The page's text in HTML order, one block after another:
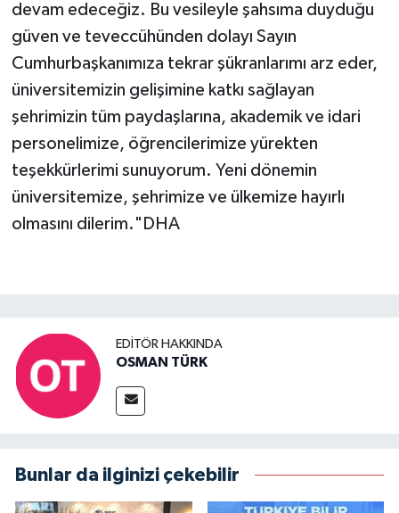
devam edeceğiz. Bu vesileyle şahsıma duyduğu
güven ve teveccühünden dolayı Sayın
Cumhurbaşkanımıza tekrar şükranlarımı arz eder,
üniversitemizin gelişimine katkı sağlayan
şehrimizin tüm paydaşlarına, akademik ve idari
personelimize, öğrencilerimize yürekten
teşekkürlerimi sunuyorum. Yeni dönemin
üniversitemize, şehrimize ve ülkemize hayırlı
olmasını dilerim."DHA
EDITÖR HAKKINDA
OSMAN TÜRK
Bunlar da ilginizi çekebilir